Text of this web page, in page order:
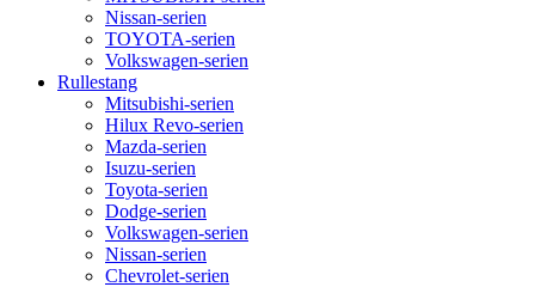
Nissan-serien
TOYOTA-serien
Volkswagen-serien
Rullestang
Mitsubishi-serien
Hilux Revo-serien
Mazda-serien
Isuzu-serien
Toyota-serien
Dodge-serien
Volkswagen-serien
Nissan-serien
Chevrolet-serien